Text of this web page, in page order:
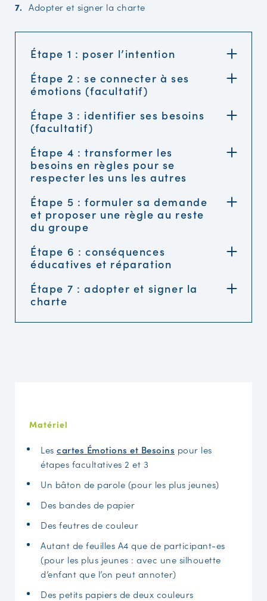
Adopter et signer la charte
Étape 1 : poser l’intention
Étape 2 : se connecter à ses
émotions (facultatif)
Étape 3 : identifier ses besoins
(facultatif)
Étape 4 : transformer les
besoins en règles pour se
respecter les uns les autres
Étape 5 : formuler sa demande
et proposer une règle au reste
du groupe
Étape 6 : conséquences
éducatives et réparation
Étape 7 : adopter et signer la
charte
Matériel
Les cartes Émotions et Besoins pour les
étapes facultatives 2 et 3
Un bâton de parole (pour les plus jeunes)
Des bandes de papier
Des feutres de couleur
Autant de feuilles A4 que de participant-es
(pour les plus jeunes : avec une silhouette
d’enfant que l’on peut annoter)
Des petits papiers de deux couleurs